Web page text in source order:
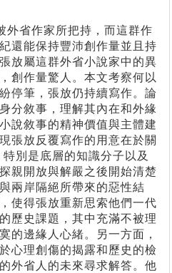
省作家所把持，而這群作
還能保持豐沛創作量並且持
放屬這群外省小說家中的異
創作量驚人。本文考察何以
停筆，張放仍持續寫作。論
分敘事，理解其內在和外緣
說敘事的精神價值與主體建
張放反覆寫作的用意在於關
別是底層的知識分子以及
親開放與解嚴之後開始清楚
兩岸隔絕所帶來的惡性結
使得張放重新思索他們一代
歷史課題，其中充滿不被理
的邊緣人心緒。另一方面，
心理創傷的揭露和歷史的檢
外省人的未來尋求解答。他